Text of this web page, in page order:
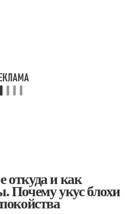
откуда и как
Почему укус блохи